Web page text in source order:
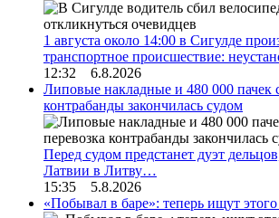
1 августа около 14:00 в Сигулде
транспортное происшествие:
12:32 6.8.2026
Липовые накладные и 480 000 пачек
контрабанды закончилась судом
Перед судом предстанет дуэт
Латвии в Литву…
15:35 5.8.2026
«Побывал в баре»: теперь ищут